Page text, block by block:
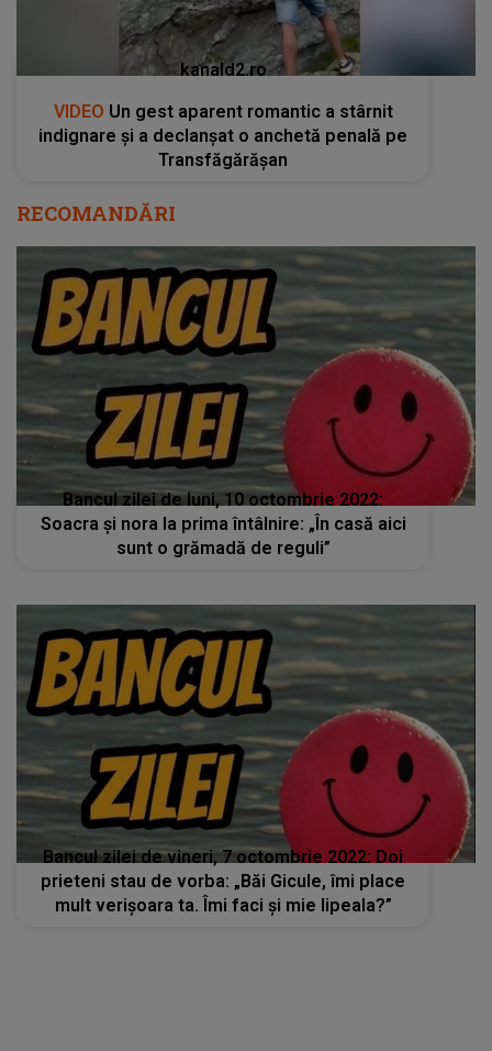
kanald2.ro
VIDEO Un gest aparent romantic a stârnit
indignare și a declanșat o anchetă penală pe
Transfăgărășan
RECOMANDĂRI
Bancul zilei de luni, 10 octombrie 2022:
Soacra și nora la prima întâlnire: „În casă aici
sunt o grămadă de reguli”
Bancul zilei de vineri, 7 octombrie 2022: Doi
prieteni stau de vorba: „Băi Gicule, îmi place
mult verișoara ta. Îmi faci și mie lipeala?”